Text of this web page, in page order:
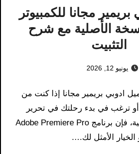
مجانا للكمبيوتر
| النسخة الأصلية مع شرح
التثبيت
يونيو 12, 2026
ادوبي بريمير مجانا إذا كنت من
ترغب في بدء رحلتك في تحرير
الفيديوهات باحترافية، فإن برنامج Adobe Premiere Pro
الخيار الأمثل لك.…